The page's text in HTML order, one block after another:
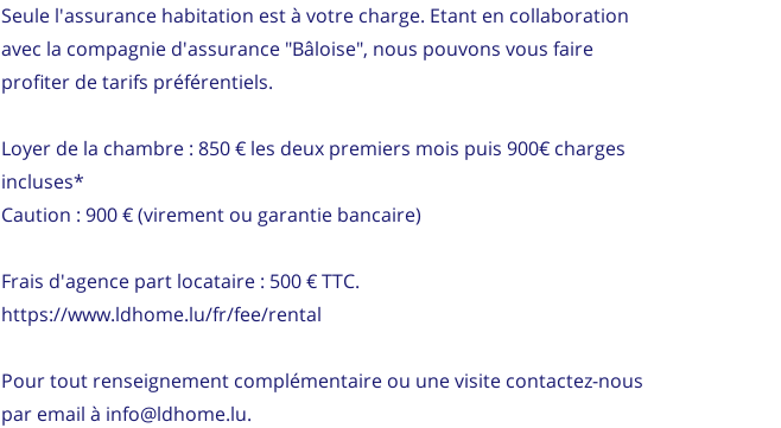
Seule l'assurance habitation est à votre charge. Etant en collaboration
avec la compagnie d'assurance "Bâloise", nous pouvons vous faire
profiter de tarifs préférentiels.
Loyer de la chambre : 850 € les deux premiers mois puis 900€ charges
incluses*
Caution : 900 € (virement ou garantie bancaire)
Frais d'agence part locataire : 500 € TTC.
https://www.ldhome.lu/fr/fee/rental
Pour tout renseignement complémentaire ou une visite contactez-nous
par email à info@ldhome.lu.